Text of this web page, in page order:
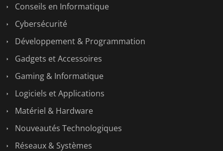
Conseils en Informatique
Cybersécurité
Développement & Programmation
Gadgets et Accessoires
Gaming & Informatique
Logiciels et Applications
Matériel & Hardware
Nouveautés Technologiques
Réseaux & Systèmes